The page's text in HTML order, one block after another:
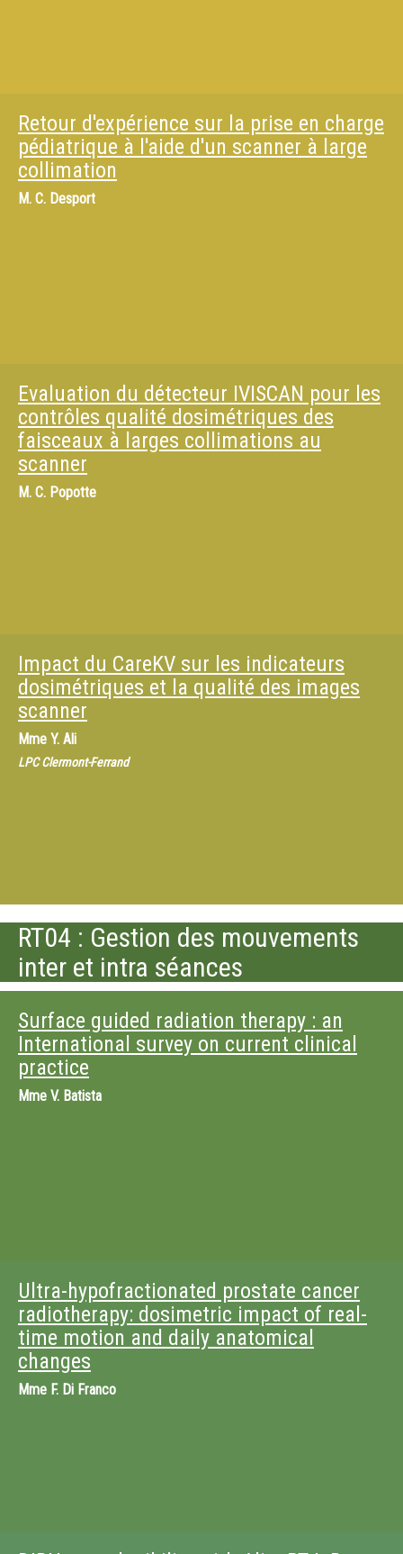
Retour d'expérience sur la prise en charge
pédiatrique à l'aide d'un scanner à large
collimation
M. C. Desport
Evaluation du détecteur IVISCAN pour les
contrôles qualité dosimétriques des
faisceaux à larges collimations au
scanner
M. C. Popotte
Impact du CareKV sur les indicateurs
dosimétriques et la qualité des images
scanner
Mme Y. Ali
LPC Clermont-Ferrand
RT04 : Gestion des mouvements
inter et intra séances
Surface guided radiation therapy : an
International survey on current clinical
practice
Mme V. Batista
Ultra-hypofractionated prostate cancer
radiotherapy: dosimetric impact of real-
time motion and daily anatomical
changes
Mme F. Di Franco